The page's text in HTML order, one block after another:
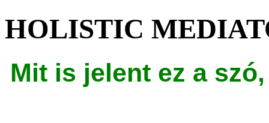
HOLISTIC
Mit is jelent ez a